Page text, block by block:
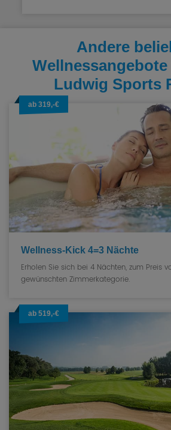
Andere
Ludwig Sports
ab 319,-€
Wellness-Kick 4=3 Nächte
Erholen Sie sich bei 4 Nächten, zum Preis
gewünschten Zimmerkategorie.
ab 519,-€